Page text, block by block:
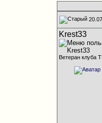
Krest33
Ветеран клуба